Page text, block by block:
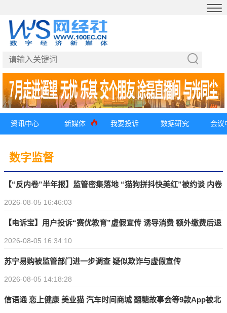
资讯中心 新媒体 我要投诉 数据研究 会议
数字监督
【“反内卷”半年报】监管密集落地 “猫狗拼抖快美红”被约谈 内卷
整治取得阶段性成效
2026-08-05 16:46:03
【电诉宝】用户投诉“赛优教育”虚假宣传 诱导消费 额外缴费后退
款遭拒
2026-08-05 16:34:10
苏宁易购被监管部门进一步调查 疑似欺诈与虚假宣传
2026-08-05 14:18:28
信语通 恋上健康 美业猫 汽车时间商城 翻糖故事会等9款App被北